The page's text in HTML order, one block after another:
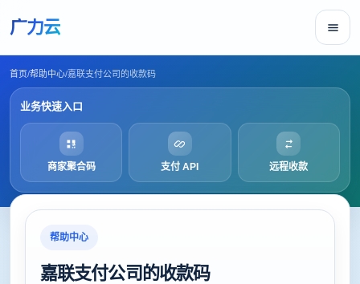
广力云
首页/帮助中心/嘉联支付公司的收款码
业务快速入口
商家聚合码 支付 API 远程收款
帮助中心
嘉联支付公司的收款码